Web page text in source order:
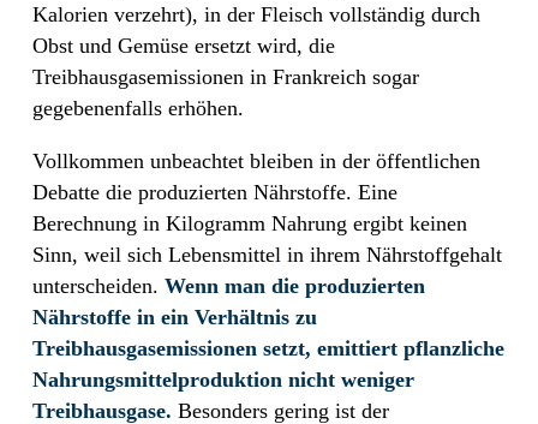
Kalorien verzehrt), in der Fleisch vollständig durch
Obst und Gemüse ersetzt wird, die
Treibhausgasemissionen in Frankreich sogar
gegebenenfalls erhöhen.
Vollkommen unbeachtet bleiben in der öffentlichen
Debatte die produzierten Nährstoffe. Eine
Berechnung in Kilogramm Nahrung ergibt keinen
Sinn, weil sich Lebensmittel in ihrem Nährstoffgehalt
unterscheiden. Wenn man die produzierten
Nährstoffe in ein Verhältnis zu
Treibhausgasemissionen setzt, emittiert pflanzliche
Nahrungsmittelproduktion nicht weniger
Treibhausgase. Besonders gering ist der